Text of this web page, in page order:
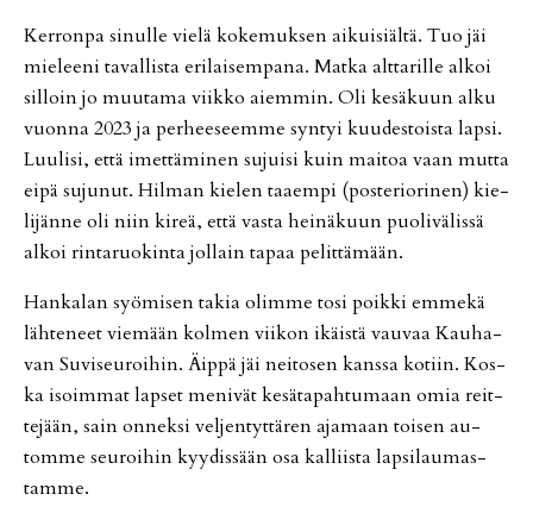
Ker­ron­pa si­nul­le vie­lä ko­ke­muk­sen ai­kui­si­äl­tä. Tuo jäi
mie­lee­ni ta­val­lis­ta eri­lai­sem­pa­na. Mat­ka alt­ta­ril­le al­koi
sil­loin jo muu­ta­ma viik­ko ai­em­min. Oli ke­sä­kuun al­ku
vuon­na 2023 ja per­hee­seem­me syn­tyi kuu­des­tois­ta lap­si.
Luu­li­si, et­tä imet­tä­mi­nen su­jui­si kuin mai­toa vaan mut­ta
ei­pä su­ju­nut. Hil­man kie­len taa­em­pi (pos­te­ri­o­ri­nen) kie­
li­jän­ne oli niin ki­reä, et­tä vas­ta hei­nä­kuun puo­li­vä­lis­sä
al­koi rin­ta­ruo­kin­ta jol­lain ta­paa pe­lit­tä­mään.
Han­ka­lan syö­mi­sen ta­kia olim­me tosi poik­ki em­me­kä
läh­te­neet vie­mään kol­men vii­kon ikäis­tä vau­vaa Kau­ha­
van Su­vi­seu­roi­hin. Äip­pä jäi nei­to­sen kans­sa ko­tiin. Kos­
ka isoim­mat lap­set me­ni­vät ke­sä­ta­pah­tu­maan omia reit­
te­jään, sain on­nek­si vel­jen­tyt­tä­ren aja­maan toi­sen au­
tom­me seu­roi­hin kyy­dis­sään osa kal­liis­ta lap­si­lau­mas­
tam­me.